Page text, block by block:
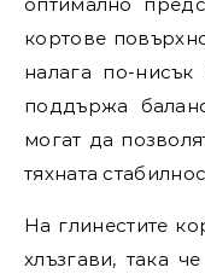
кортове
налага по-
поддържа
могат да
тяхната
На глинестите
хлъзгави, така